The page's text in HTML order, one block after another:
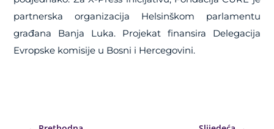
partnerska organizacija Helsinškom parlamentu
građana Banja Luka. Projekat finansira Delegacija
Evropske komisije u Bosni i Hercegovini.